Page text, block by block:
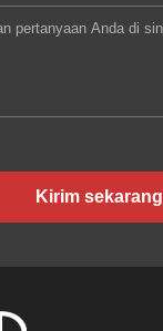
Kirim sekarang